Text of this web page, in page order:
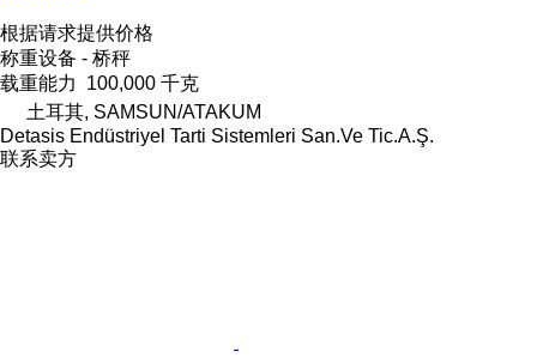
根据请求提供价格
称重设备 - 桥秤
载重能力
100,000 千克
土耳其, SAMSUN/ATAKUM
Detasis Endüstriyel Tarti Sistemleri San.Ve Tic.A.Ş.
联系卖方